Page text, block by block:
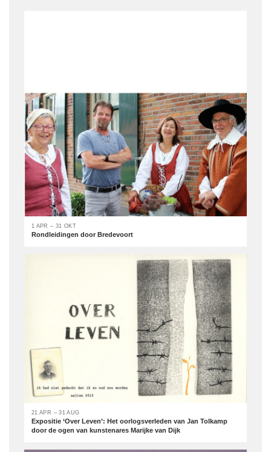
1 APR – 31 OKT
Rondleidingen door Bredevoort
21 APR – 31 AUG
Expositie ‘Over Leven’: Het oorlogsverleden van Jan Tolkamp
door de ogen van kunstenares Marijke van Dijk